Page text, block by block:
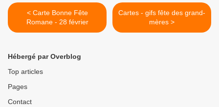
< Carte Bonne Fête
Romane - 28 février
Cartes - gifs fête des grand-
mères >
Hébergé par Overblog
Top articles
Pages
Contact